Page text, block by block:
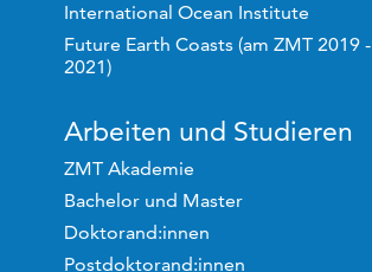
International Ocean Institute
Future Earth Coasts (am ZMT 2019 -
2021)
Arbeiten und Studieren
ZMT Akademie
Bachelor und Master
Doktorand:innen
Postdoktorand:innen